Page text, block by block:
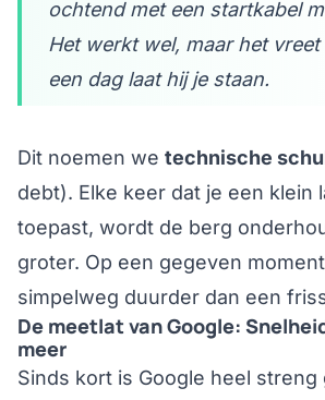
ochtend met een startkabel
Het werkt wel, maar het
een dag laat hij je staan.
Dit noemen we technische
debt). Elke keer dat je een klein
toepast, wordt de berg
groter. Op een gegeven
simpelweg duurder dan een
De meetlat van Google:
meer
Sinds kort is Google heel